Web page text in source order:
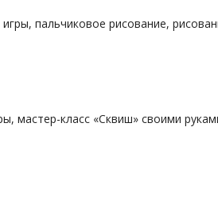
пальчиковое рисование,
мастер-класс «Сквиш» своими